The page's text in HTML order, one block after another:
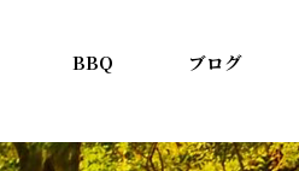
BBQ ブログ